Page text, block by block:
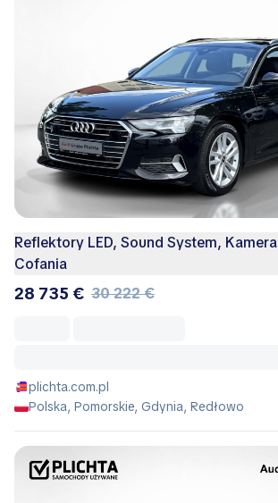
Reflektory LED, Sound System, Kamera
Cofania
28 735 € 30 222 €
plichta.com.pl
Polska, Pomorskie, Gdynia, Redłowo